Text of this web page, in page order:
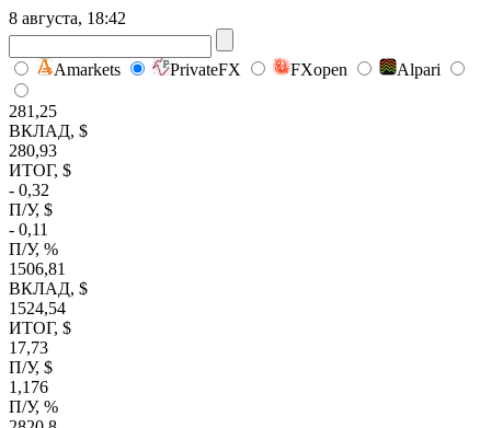
8 августа, 18:42
Amarkets PrivateFX FXopen Alpari
281,25
ВКЛАД, $
280,93
ИТОГ, $
- 0,32
П/У, $
- 0,11
П/У, %
1506,81
ВКЛАД, $
1524,54
ИТОГ, $
17,73
П/У, $
1,176
П/У, %